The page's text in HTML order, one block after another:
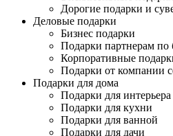
Дорогие подарки и
Деловые подарки
Бизнес подарки
Подарки партнерам по
Корпоративные
Подарки от компании
Подарки для дома
Подарки для интерьера
Подарки для кухни
Подарки для ванной
Подарки для дачи